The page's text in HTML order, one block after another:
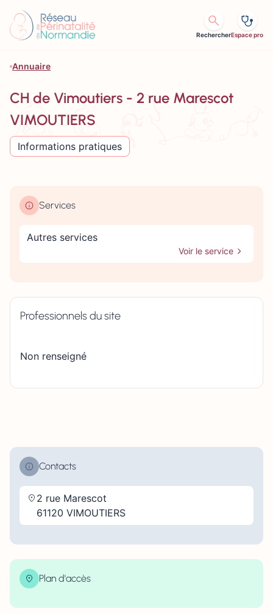
RechercherEspace pro
Annuaire
CH de Vimoutiers - 2 rue Marescot
VIMOUTIERS
Informations pratiques
Services
Autres services
Voir le service
Professionnels du site
Non renseigné
Contacts
2 rue Marescot
61120 VIMOUTIERS
Plan d'accès
×